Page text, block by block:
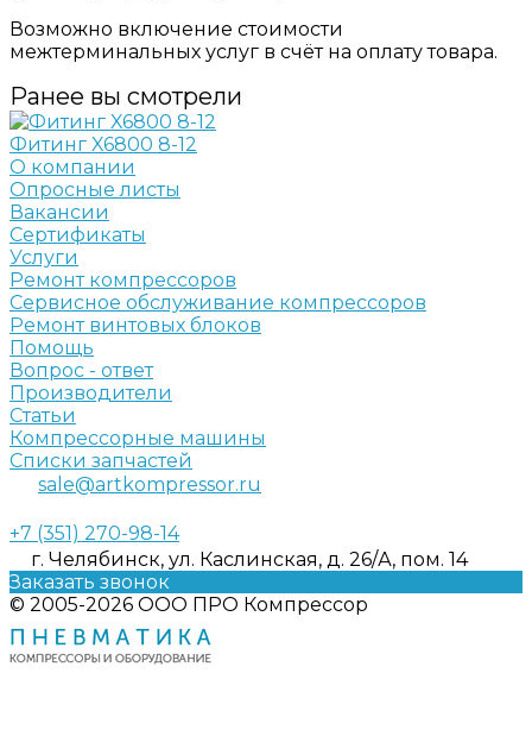
Возможно включение стоимости
межтерминальных услуг в счёт на оплату товара.
Ранее вы смотрели
Фитинг X6800 8-12
О компании
Опросные листы
Вакансии
Сертификаты
Услуги
Ремонт компрессоров
Сервисное обслуживание компрессоров
Ремонт винтовых блоков
Помощь
Вопрос - ответ
Производители
Статьи
Компрессорные машины
Списки запчастей
sale@artkompressor.ru
+7 (351) 270-98-14
г. Челябинск, ул. Каслинская, д. 26/А, пом. 14
Заказать звонок
© 2005-2026 ООО ПРО Компрессор